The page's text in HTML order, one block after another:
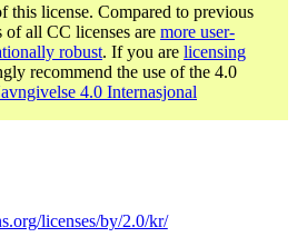
this license. Compared to previous
of all CC licenses are more user-
robust. If you are licensing
recommend the use of the 4.0
4.0 Internasjonal
licenses/by/2.0/kr/